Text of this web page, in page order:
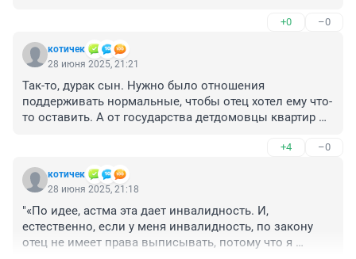
+0 –0
котичек
28 июня 2025, 21:21
Так-то, дурак сын. Нужно было отношения
поддерживать нормальные, чтобы отец хотел ему что-
то оставить. А от государства детдомовцы квартир
+4 –0
котичек
28 июня 2025, 21:18
"«По идее, астма эта дает инвалидность. И,
естественно, если у меня инвалидность, по закону
отец не имеет права выписывать, потому что я